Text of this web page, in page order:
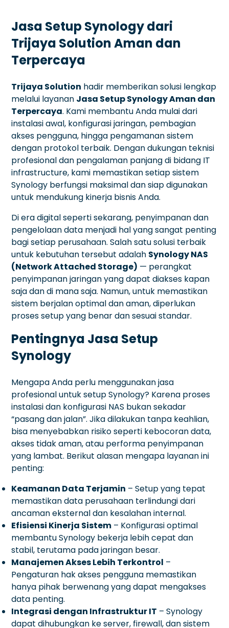
Jasa Setup Synology dari
Trijaya Solution Aman dan
Terpercaya
Trijaya Solution hadir memberikan solusi lengkap
melalui layanan Jasa Setup Synology Aman dan
Terpercaya. Kami membantu Anda mulai dari
instalasi awal, konfigurasi jaringan, pembagian
akses pengguna, hingga pengamanan sistem
dengan protokol terbaik. Dengan dukungan teknisi
profesional dan pengalaman panjang di bidang IT
infrastructure, kami memastikan setiap sistem
Synology berfungsi maksimal dan siap digunakan
untuk mendukung kinerja bisnis Anda.
Di era digital seperti sekarang, penyimpanan dan
pengelolaan data menjadi hal yang sangat penting
bagi setiap perusahaan. Salah satu solusi terbaik
untuk kebutuhan tersebut adalah Synology NAS
(Network Attached Storage) — perangkat
penyimpanan jaringan yang dapat diakses kapan
saja dan di mana saja. Namun, untuk memastikan
sistem berjalan optimal dan aman, diperlukan
proses setup yang benar dan sesuai standar.
Pentingnya Jasa Setup
Synology
Mengapa Anda perlu menggunakan jasa
profesional untuk setup Synology? Karena proses
instalasi dan konfigurasi NAS bukan sekadar
“pasang dan jalan”. Jika dilakukan tanpa keahlian,
bisa menyebabkan risiko seperti kebocoran data,
akses tidak aman, atau performa penyimpanan
yang lambat. Berikut alasan mengapa layanan ini
penting:
Keamanan Data Terjamin – Setup yang tepat
memastikan data perusahaan terlindungi dari
ancaman eksternal dan kesalahan internal.
Efisiensi Kinerja Sistem – Konfigurasi optimal
membantu Synology bekerja lebih cepat dan
stabil, terutama pada jaringan besar.
Manajemen Akses Lebih Terkontrol –
Pengaturan hak akses pengguna memastikan
hanya pihak berwenang yang dapat mengakses
data penting.
Integrasi dengan Infrastruktur IT – Synology
dapat dihubungkan ke server, firewall, dan sistem